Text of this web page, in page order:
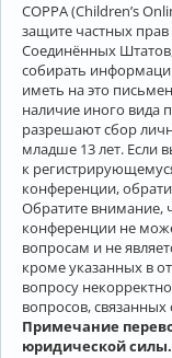
COPPA (Children’s
защите частных прав
Соединённых
собирать
иметь на это
наличие иного вида
разрешают сбор
младше 13 лет. Если
к
конференции,
Обратите внимание,
конференции не
вопросам и не
кроме указанных в
вопросу
вопросов,
Примечание
юридической силы.